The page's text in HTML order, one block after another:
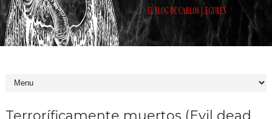
Terroríficamente muertos (Evil dead